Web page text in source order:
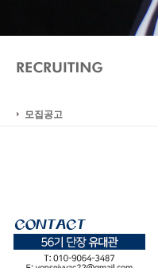
모집공고